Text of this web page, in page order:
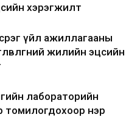
хэрэгжилт
үйл ажиллагааны
жилийн эцсийн
лабораторийн
томилогдохоор нэр